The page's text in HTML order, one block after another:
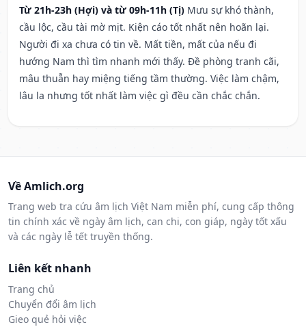
Từ 21h-23h (Hợi) và từ 09h-11h (Tị) Mưu sự khó thành,
cầu lộc, cầu tài mờ mịt. Kiện cáo tốt nhất nên hoãn lại.
Người đi xa chưa có tin về. Mất tiền, mất của nếu đi
hướng Nam thì tìm nhanh mới thấy. Đề phòng tranh cãi,
mâu thuẫn hay miệng tiếng tầm thường. Việc làm chậm,
lâu la nhưng tốt nhất làm việc gì đều cần chắc chắn.
Về Amlich.org
Trang web tra cứu âm lịch Việt Nam miễn phí, cung cấp thông
tin chính xác về ngày âm lịch, can chi, con giáp, ngày tốt xấu
và các ngày lễ tết truyền thống.
Liên kết nhanh
Trang chủ
Chuyển đổi âm lịch
Gieo quẻ hỏi việc